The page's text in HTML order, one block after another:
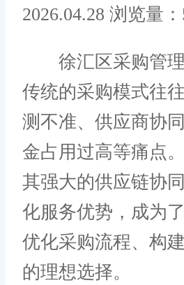
2026.04.28 浏览量：
徐汇区采购管理
传统的采购模式往
测不准、供应商协
金占用过高等痛点
其强大的供应链协
化服务优势，成为
优化采购流程、构
的理想选择。